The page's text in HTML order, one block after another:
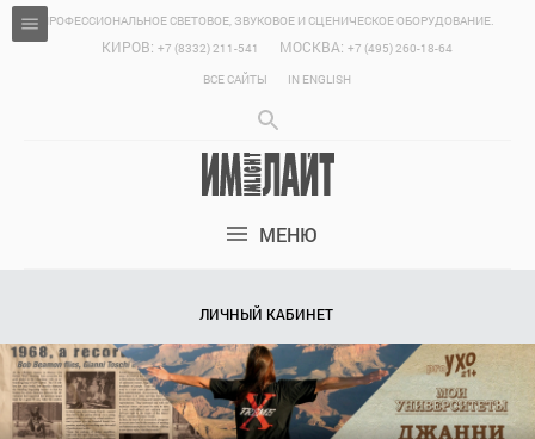
ПРОФЕССИОНАЛЬНОЕ СВЕТОВОЕ, ЗВУКОВОЕ И СЦЕНИЧЕСКОЕ ОБОРУДОВАНИЕ.
КИРОВ: +7 (8332) 211-541 МОСКВА: +7 (495) 260-18-64
ВСЕ САЙТЫ
IN ENGLISH
МЕНЮ
ЛИЧНЫЙ КАБИНЕТ